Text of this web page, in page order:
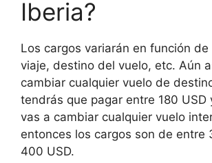
Iberia?
Los cargos variarán en función
viaje, destino del vuelo, etc. Aún
cambiar cualquier vuelo de
tendrás que pagar entre 180 USD
vas a cambiar cualquier vuelo
entonces los cargos son de entre
400 USD.